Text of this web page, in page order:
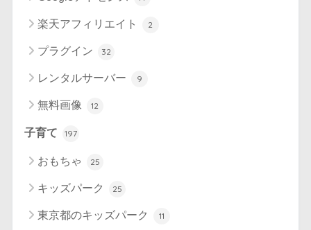
楽天アフィリエイト 2
プラグイン 32
レンタルサーバー 9
無料画像 12
子育て 197
おもちゃ 25
キッズパーク 25
東京都のキッズパーク 11